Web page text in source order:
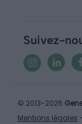
Suivez-
© 2013-2026
Mentions légales